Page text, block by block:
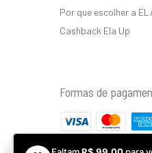
Por que escolher a
Cashback Ela Up
Formas de